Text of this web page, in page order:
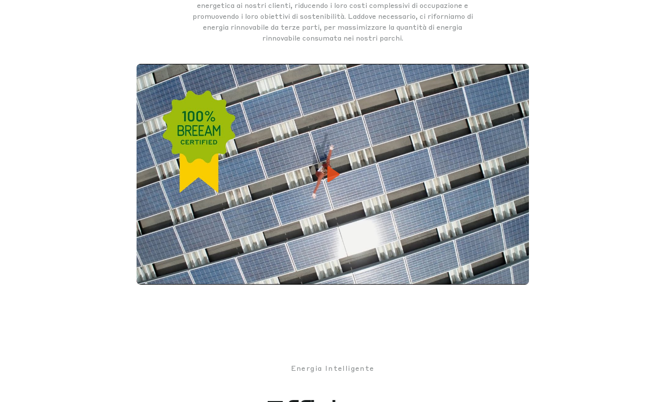
energetica ai nostri clienti, riducendo i loro costi complessivi di occupazione e
promuovendo i loro obiettivi di sostenibilità. Laddove necessario, ci riforniamo di
energia rinnovabile da terze parti, per massimizzare la quantità di energia
rinnovabile consumata nei nostri parchi.
Mute Settings
Play
Energia Intelligente